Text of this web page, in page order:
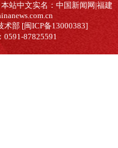
本站中文实名：中国新闻网|福建
术部 [闽ICP备13000383]
0591-87825591